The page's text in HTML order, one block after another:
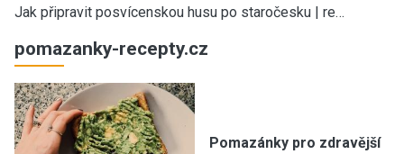
Jak připravit posvícenskou husu po staročesku | re…
pomazanky-recepty.cz
Pomazánky pro zdravější